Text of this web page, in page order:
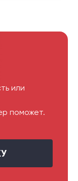
или
поможет.